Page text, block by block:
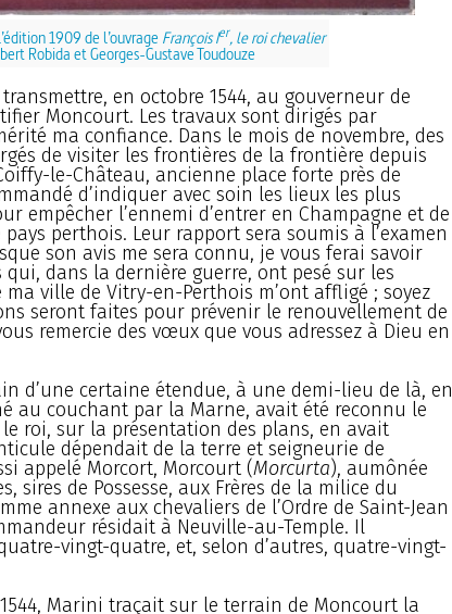
1909 de l’ouvrage François Ier, le roi chevalier
Robida et Georges-Gustave Toudouze
en octobre 1544, au gouverneur de
Moncourt. Les travaux sont dirigés par
ma confiance. Dans le mois de novembre, des
de visiter les frontières de la frontière depuis
le-Château, ancienne place forte près de
d’indiquer avec soin les lieux les plus
empêcher l’ennemi d’entrer en Champagne et de
perthois. Leur rapport sera soumis à l’examen
son avis me sera connu, je vous ferai savoir
dans la dernière guerre, ont pesé sur les
ville de Vitry-en-Perthois m’ont affligé ; soyez
seront faites pour prévenir le renouvellement de
remercie des vœux que vous adressez à Dieu en
d’une certaine étendue, à une demi-lieu de là, en
au couchant par la Marne, avait été reconnu le
roi, sur la présentation des plans, en avait
dépendait de la terre et seigneurie de
appelé Morcort, Morcourt (Morcurta), aumônée
sires de Possesse, aux Frères de la milice du
annexe aux chevaliers de l’Ordre de Saint-Jean
résidait à Neuville-au-Temple. Il
vingt-quatre, et, selon d’autres, quatre-vingt-
Marini traçait sur le terrain de Moncourt la